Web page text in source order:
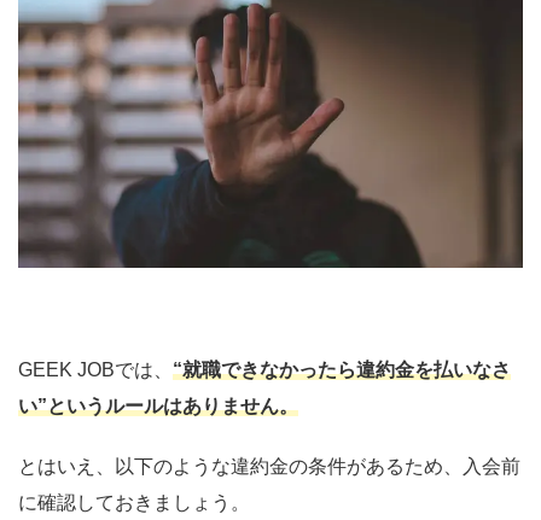
GEEK JOBでは、 “就職できなかったら違約金を払いなさ
い”というルールはありません。
とはいえ、以下のような違約金の条件があるため、入会前
に確認しておきましょう。